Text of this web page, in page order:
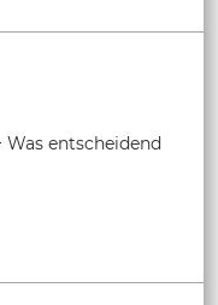
Was entscheidend